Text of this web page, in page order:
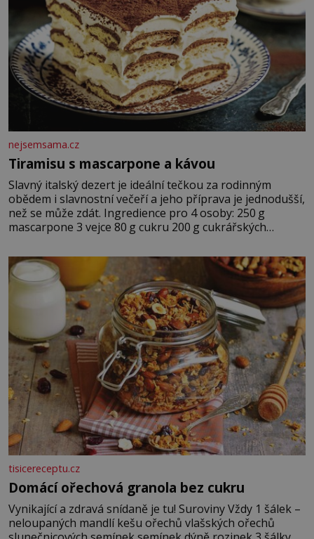
nejsemsama.cz
Tiramisu s mascarpone a kávou
Slavný italský dezert je ideální tečkou za rodinným
obědem i slavnostní večeří a jeho příprava je jednodušší,
než se může zdát. Ingredience pro 4 osoby: 250 g
mascarpone 3 vejce 80 g cukru 200 g cukrářských
posypání Postup: Oddělte žloutky od bílků. Žloutky
vyšlehejte s cukrem do světlé pěny a postupně do nich
vmíchejte mascarpone, aby vznikl hladký
tisicereceptu.cz
Domácí ořechová granola bez cukru
Vynikající a zdravá snídaně je tu! Suroviny Vždy 1 šálek –
neloupaných mandlí kešu ořechů vlašských ořechů